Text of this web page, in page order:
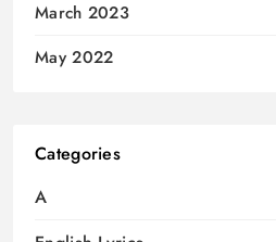
March 2023
May 2022
Categories
A